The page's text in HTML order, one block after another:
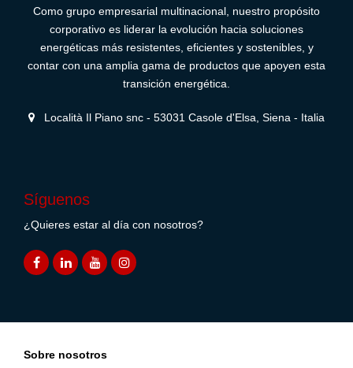
Como grupo empresarial multinacional, nuestro propósito
corporativo es liderar la evolución hacia soluciones
energéticas más resistentes, eficientes y sostenibles, y
contar con una amplia gama de productos que apoyen esta
transición energética.
Località Il Piano snc - 53031 Casole d'Elsa, Siena - Italia
Síguenos
¿Quieres estar al día con nosotros?
Sobre nosotros